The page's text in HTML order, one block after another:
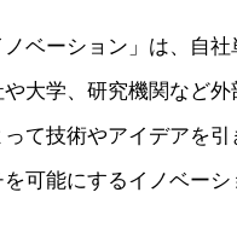
ノベーション」は、自
大学、研究機関など外
て技術やアイデアを
可能にするイノベーシ